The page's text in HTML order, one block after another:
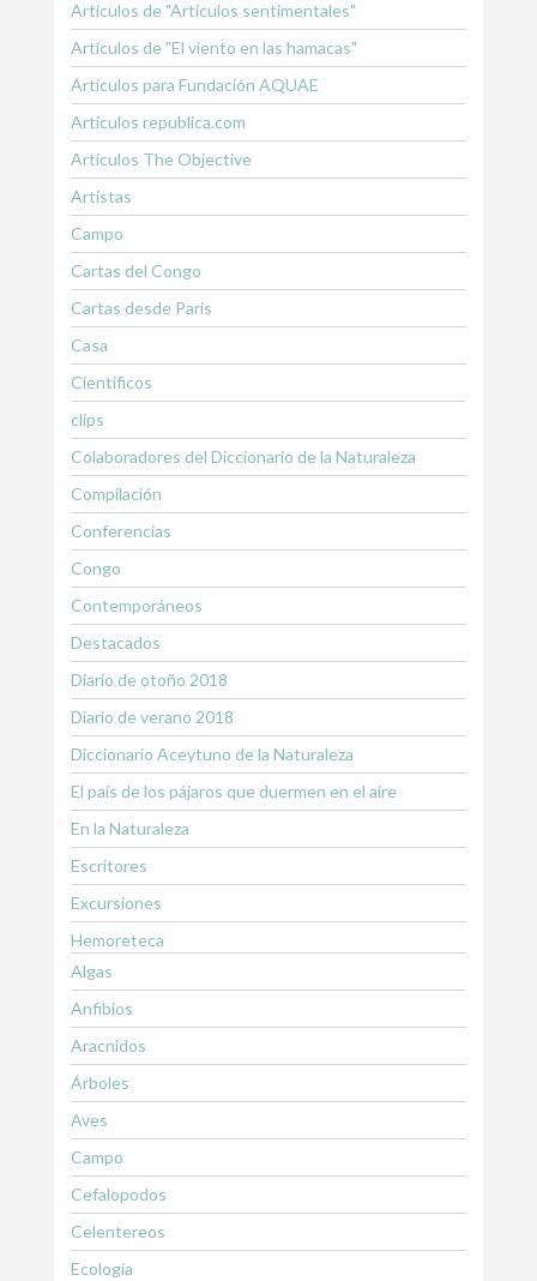
Artículos de "Artículos sentimentales"
Artículos de "El viento en las hamacas"
Artículos para Fundación AQUAE
Artículos republica.com
Artículos The Objective
Artistas
Campo
Cartas del Congo
Cartas desde Paris
Casa
Científicos
clips
Colaboradores del Diccionario de la Naturaleza
Compilación
Conferencias
Congo
Contemporáneos
Destacados
Diario de otoño 2018
Diario de verano 2018
Diccionario Aceytuno de la Naturaleza
El país de los pájaros que duermen en el aire
En la Naturaleza
Escritores
Excursiones
Hemoreteca
Algas
Anfibios
Aracnidos
Árboles
Aves
Campo
Cefalopodos
Celentereos
Ecología